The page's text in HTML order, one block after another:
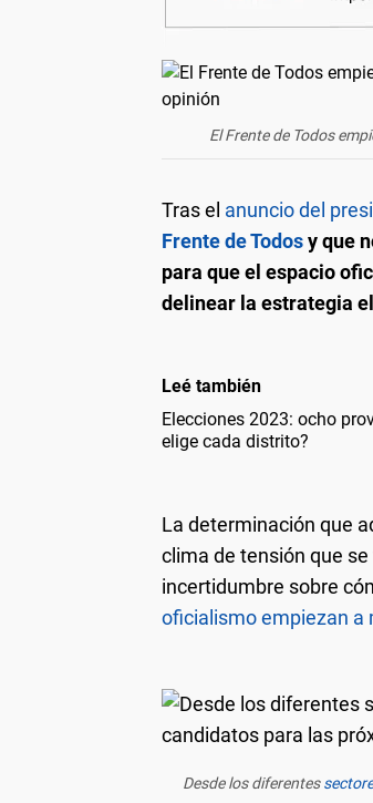
El Frente de Todos
Tras el anuncio del
Frente de Todosy que
para que el espacio
delinear la estrategia
Leé también
Elecciones 2023: ocho
elige cada distrito?
La determinación que
clima de tensión que
incertidumbre sobre
oficialismo empiezan a
Desde los diferentess